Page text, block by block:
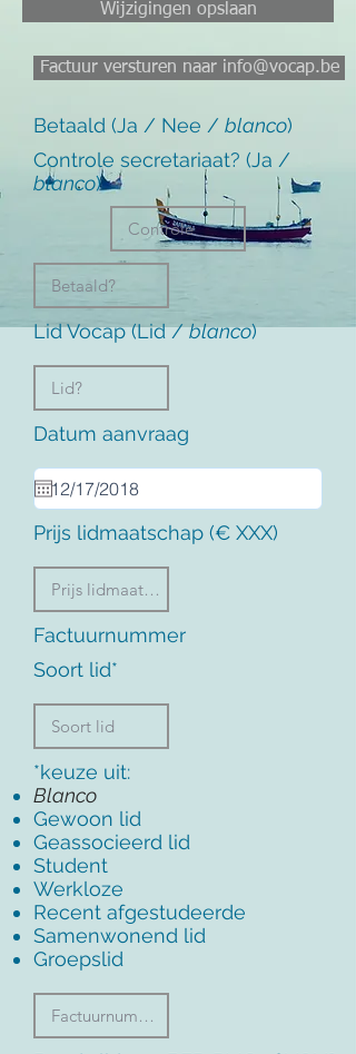
Wijzigingen opslaan
Factuur versturen naar info@vocap.be
Betaald (Ja / Nee / blanco)
Controle secretariaat? (Ja /
blanco)
Lid Vocap (Lid /blanco)
Datum aanvraag
Prijs lidmaatschap (€ XXX)
Factuurnummer
Soort lid*
*keuze uit:
Blanco
Gewoon lid
Geassocieerd lid
Student
Werkloze
Recent afgestudeerde
Samenwonend lid
Groepslid